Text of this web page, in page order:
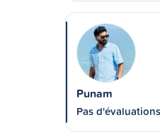
Punam
Pas d'évaluations